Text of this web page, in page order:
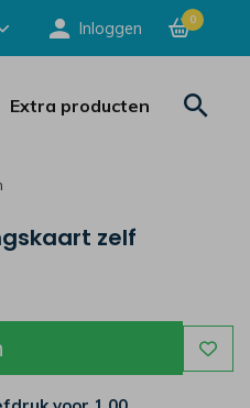
Inloggen 0
Extra producten
zelf